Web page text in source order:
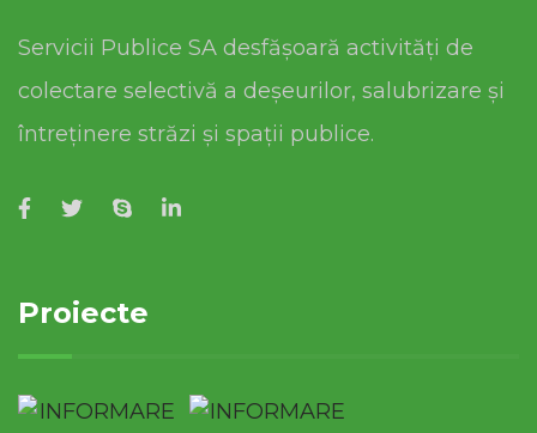
Servicii Publice SA desfășoară activități de
colectare selectivă a deșeurilor, salubrizare și
întreținere străzi și spații publice.
Proiecte